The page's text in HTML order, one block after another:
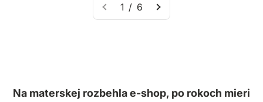
1 / 6
Na materskej rozbehla e-shop, po rokoch mieri